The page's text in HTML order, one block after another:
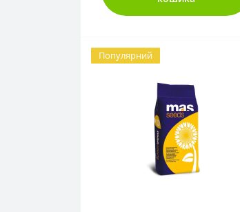
Популярний